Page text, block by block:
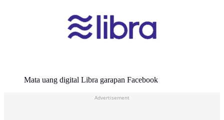
Mata uang digital Libra garapan Facebook
Advertisement